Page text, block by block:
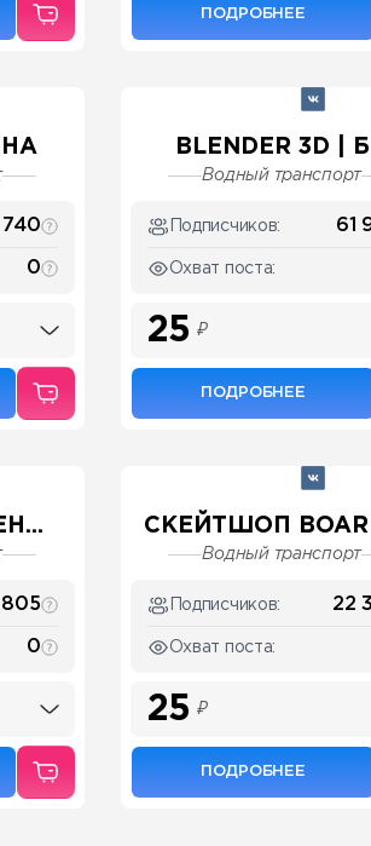
ПОДРОБНЕЕ
740
0
BLENDER 3D |
Водный транспорт
Подписчиков: 61
Охват поста:
25 ₽
ПОДРОБНЕЕ
805
0
СКЕЙТШОП
Водный транспорт
Подписчиков: 22
Охват поста:
25 ₽
ПОДРОБНЕЕ